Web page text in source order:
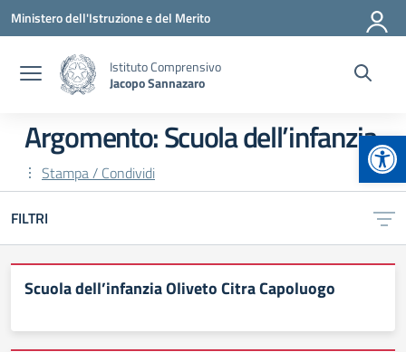
Vai ai contenuti
Vai al menu di navigazione
Vai al footer
Ministero dell'Istruzione e del Merito
Istituto Comprensivo
Jacopo Sannazaro
Argomento: Scuola dell’infanzia
Stampa / Condividi
FILTRI
Scuola dell’infanzia Oliveto Citra Capoluogo